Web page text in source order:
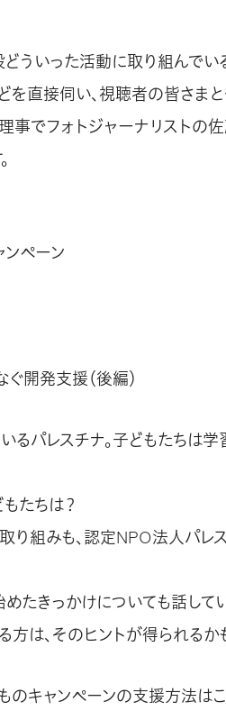
ういった活動に取り組んでい
を直接伺い、視聴者の皆さま
でフォトジャーナリストの佐
ペーン
開発支援（後編）
るパレスチナ。子どもたちは
たちは？
り組みも、認定NPO法人パレ
たきっかけについても話して
は、そのヒントが得られるか
キャンペーンの支援方法は